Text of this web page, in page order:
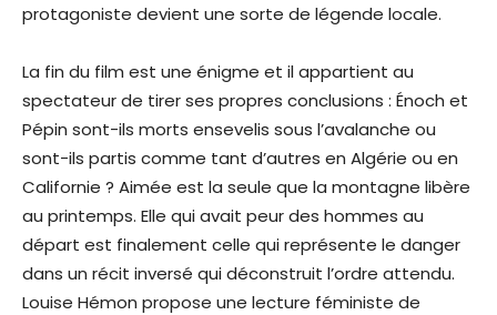
protagoniste devient une sorte de légende locale.
La fin du film est une énigme et il appartient au
spectateur de tirer ses propres conclusions : Énoch et
Pépin sont-ils morts ensevelis sous l’avalanche ou
sont-ils partis comme tant d’autres en Algérie ou en
Californie ? Aimée est la seule que la montagne libère
au printemps. Elle qui avait peur des hommes au
départ est finalement celle qui représente le danger
dans un récit inversé qui déconstruit l’ordre attendu.
Louise Hémon propose une lecture féministe de